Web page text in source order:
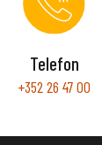
Telefon
+352 26 47 00